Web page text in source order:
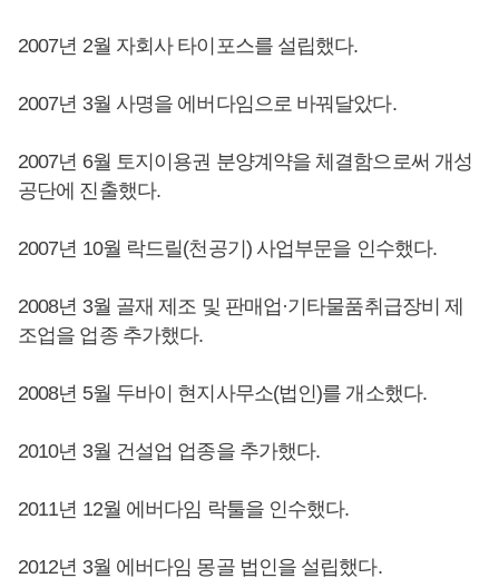
2007년 2월 자회사 타이포스를 설립했다.
2007년 3월 사명을 에버다임으로 바꿔달았다.
2007년 6월 토지이용권 분양계약을 체결함으로써 개성
공단에 진출했다.
2007년 10월 락드릴(천공기) 사업부문을 인수했다.
2008년 3월 골재 제조 및 판매업·기타물품취급장비 제
조업을 업종 추가했다.
2008년 5월 두바이 현지사무소(법인)를 개소했다.
2010년 3월 건설업 업종을 추가했다.
2011년 12월 에버다임 락툴을 인수했다.
2012년 3월 에버다임 몽골 법인을 설립했다.